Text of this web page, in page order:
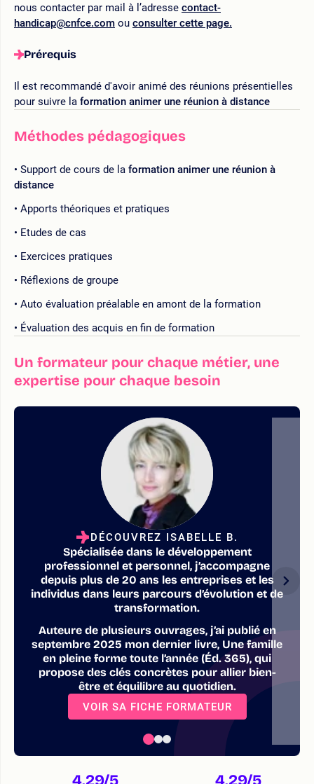
nous contacter par mail à l’adresse contact-
handicap@cnfce.com ou consulter cette page.
Prérequis
Il est recommandé d'avoir animé des réunions présentielles
pour suivre la formation animer une réunion à distance
Méthodes pédagogiques
Support de cours de la formation animer une réunion à
distance
Apports théoriques et pratiques
Etudes de cas
Exercices pratiques
Réflexions de groupe
Auto évaluation préalable en amont de la formation
Évaluation des acquis en fin de formation
Un formateur pour chaque métier, une
expertise pour chaque besoin
DÉCOUVREZ ISABELLE B.
Spécialisée dans le développement
professionnel et personnel, j’accompagne
depuis plus de 20 ans les entreprises et les
individus dans leurs parcours d’évolution et de
transformation.
Auteure de plusieurs ouvrages, j’ai publié en
septembre 2025 mon dernier livre, Une famille
en pleine forme toute l’année (Éd. 365), qui
propose des clés concrètes pour allier bien-
être et équilibre au quotidien.
VOIR SA FICHE FORMATEUR
4,29/5 4,29/5